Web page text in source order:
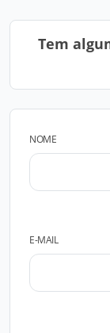
Tem
NOME
E-MAIL